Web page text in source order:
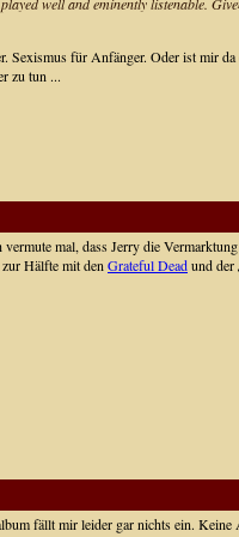
Sexismus für Anfänger. Oder ist mir
zu tun ...
mal, dass Jerry die
Hälfte mit den Grateful Deadund der
fällt mir leider gar nichts ein.